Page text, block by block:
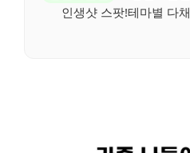
인생샷 스팟!테마별 다